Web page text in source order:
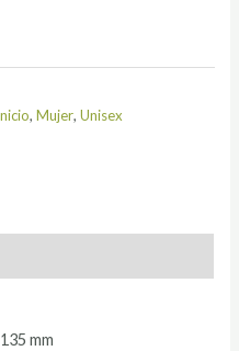
,Mujer,Unisex
mm